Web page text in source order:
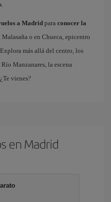
.
a Madridpara conocer la
o en Chueca, epicentro
más allá del centro, los
Manzanares, la escena
vienes?
en Madrid